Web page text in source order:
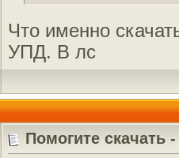
Что именно
УПД. В лс
Помогите скачать -